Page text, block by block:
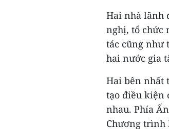
Hai nhà lãnh
nghị, tổ chức
tác cũng như
hai nước gia
Hai bên nhất
tạo điều kiện
nhau. Phía
Chương trình